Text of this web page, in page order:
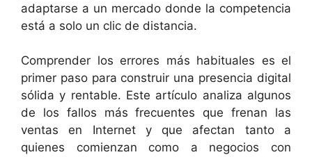
adaptarse a un mercado donde la competencia
está a solo un clic de distancia.
Comprender los errores más habituales es el
primer paso para construir una presencia digital
sólida y rentable. Este artículo analiza algunos
de los fallos más frecuentes que frenan las
ventas en Internet y que afectan tanto a
quienes comienzan como a negocios con